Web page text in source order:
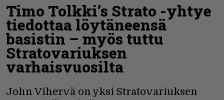
Timo Tolkki’s Strato -yhtye
tiedottaa löytäneensä
basistin – myös tuttu
Stratovariuksen
varhaisvuosilta
John Vihervä on yksi Stratovariuksen